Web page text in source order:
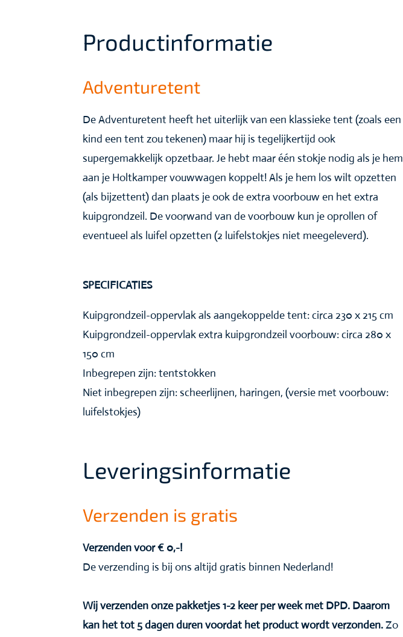
Productinformatie
Adventuretent
De Adventuretent heeft het uiterlijk van een klassieke tent (zoals een
kind een tent zou tekenen) maar hij is tegelijkertijd ook
supergemakkelijk opzetbaar. Je hebt maar één stokje nodig als je hem
aan je Holtkamper vouwwagen koppelt! Als je hem los wilt opzetten
(als bijzettent) dan plaats je ook de extra voorbouw en het extra
kuipgrondzeil. De voorwand van de voorbouw kun je oprollen of
eventueel als luifel opzetten (2 luifelstokjes niet meegeleverd).
SPECIFICATIES
Kuipgrondzeil-oppervlak als aangekoppelde tent: circa 230 x 215 cm
Kuipgrondzeil-oppervlak extra kuipgrondzeil voorbouw: circa 280 x
150 cm
Inbegrepen zijn: tentstokken
Niet inbegrepen zijn: scheerlijnen, haringen, (versie met voorbouw:
luifelstokjes)
Leveringsinformatie
Verzenden is gratis
Verzenden voor € 0,-!
De verzending is bij ons altijd gratis binnen Nederland!
Wij verzenden onze pakketjes 1-2 keer per week met DPD. Daarom
kan het tot 5 dagen duren voordat het product wordt verzonden.Zo